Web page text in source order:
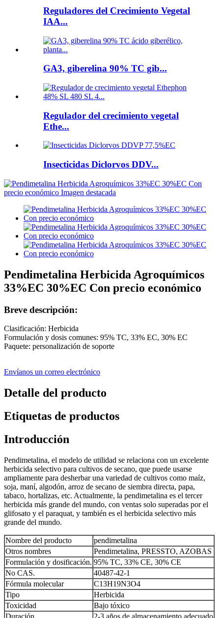
Reguladores del Crecimiento Vegetal
IAA...
GA3, giberelina 90% TC gib...
Regulador del crecimiento vegetal
Ethe...
Insecticidas Diclorvos DDV...
Pendimetalina Herbicida Agroquímicos
33%EC 30%EC Con precio económico
Breve descripción:
Clasificación: Herbicida
Formulación y dosis comunes: 95% TC, 33% EC, 30% EC
Paquete: personalización de soporte
Envíanos un correo electrónico
Detalle del producto
Etiquetas de productos
Introducción
Pendimetalina, el modelo de utilidad se relaciona con un excelente
herbicida selectivo para cultivos de secano, que puede usarse
ampliamente para desherbar una variedad de cultivos como maíz,
soja, maní, algodón, arroz de secano de siembra directa, papa,
tabaco, hortalizas, etc. Actualmente, la pendimetalina es el tercer
herbicida más grande del mundo, con ventas solo superadas por el
glifosato y el paraquat, y también es el herbicida selectivo más
grande del mundo.
Nombre del producto
pendimetalina
Otros nombres
Pendimetalina, PRESSTO, AZOBAS
Formulación y dosificación. 95% TC, 33% CE, 30% CE
No CAS.
40487-42-1
Fórmula molecular
C13H19N3O4
Tipo
Herbicida
Toxicidad
Bajo tóxico
Duración
2-3 años de almacenamiento adecuado